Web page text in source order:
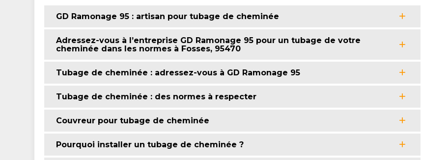
GD Ramonage 95 : artisan pour tubage de cheminée
Adressez-vous à l’entreprise GD Ramonage 95 pour un tubage de votre
cheminée dans les normes à Fosses, 95470
Tubage de cheminée : adressez-vous à GD Ramonage 95
Tubage de cheminée : des normes à respecter
Couvreur pour tubage de cheminée
Pourquoi installer un tubage de cheminée ?